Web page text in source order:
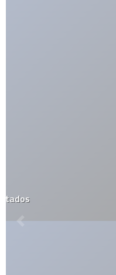
Pacman en el mundo real